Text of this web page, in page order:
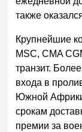
также
Крупнейшие
MSC, CMA
транзит.
входа в
Южной
срокам
премии за